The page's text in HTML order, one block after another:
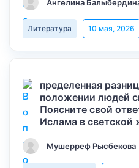
Ангелина
Литература 10 мая, 2026
пределенная
положении людей
Поясните свой
Ислама в светской
Мушерреф Рысбекова